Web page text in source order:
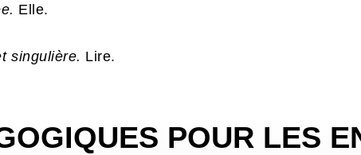
Elle.
singulière. Lire.
POUR LES